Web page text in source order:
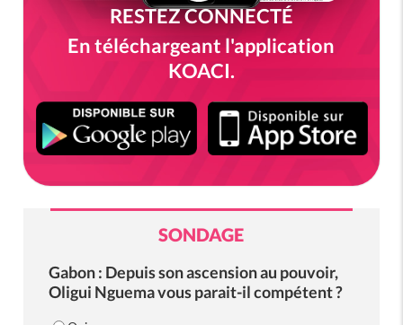
RESTEZ CONNECTÉ
En téléchargeant l'application
KOACI.
SONDAGE
Gabon : Depuis son ascension au pouvoir,
Oligui Nguema vous parait-il compétent ?